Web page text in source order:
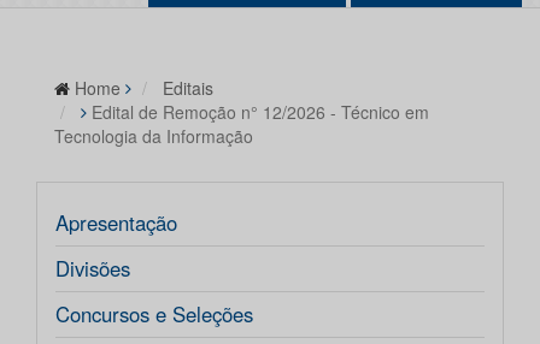
Home
Editais
Edital de Remoção n° 12/2026 - Técnico em
Tecnologia da Informação
Apresentação
Divisões
Concursos e Seleções